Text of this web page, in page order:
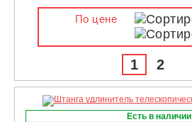
По цене
1 2
Есть в наличии